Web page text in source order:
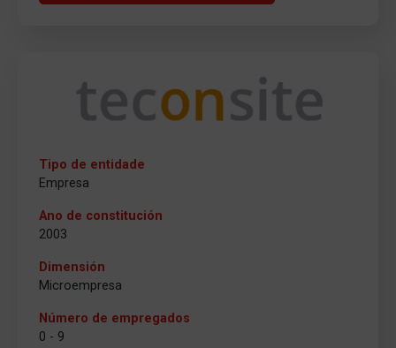
Tipo de entidade
Empresa
Ano de constitución
2003
Dimensión
Microempresa
Número de empregados
0 - 9